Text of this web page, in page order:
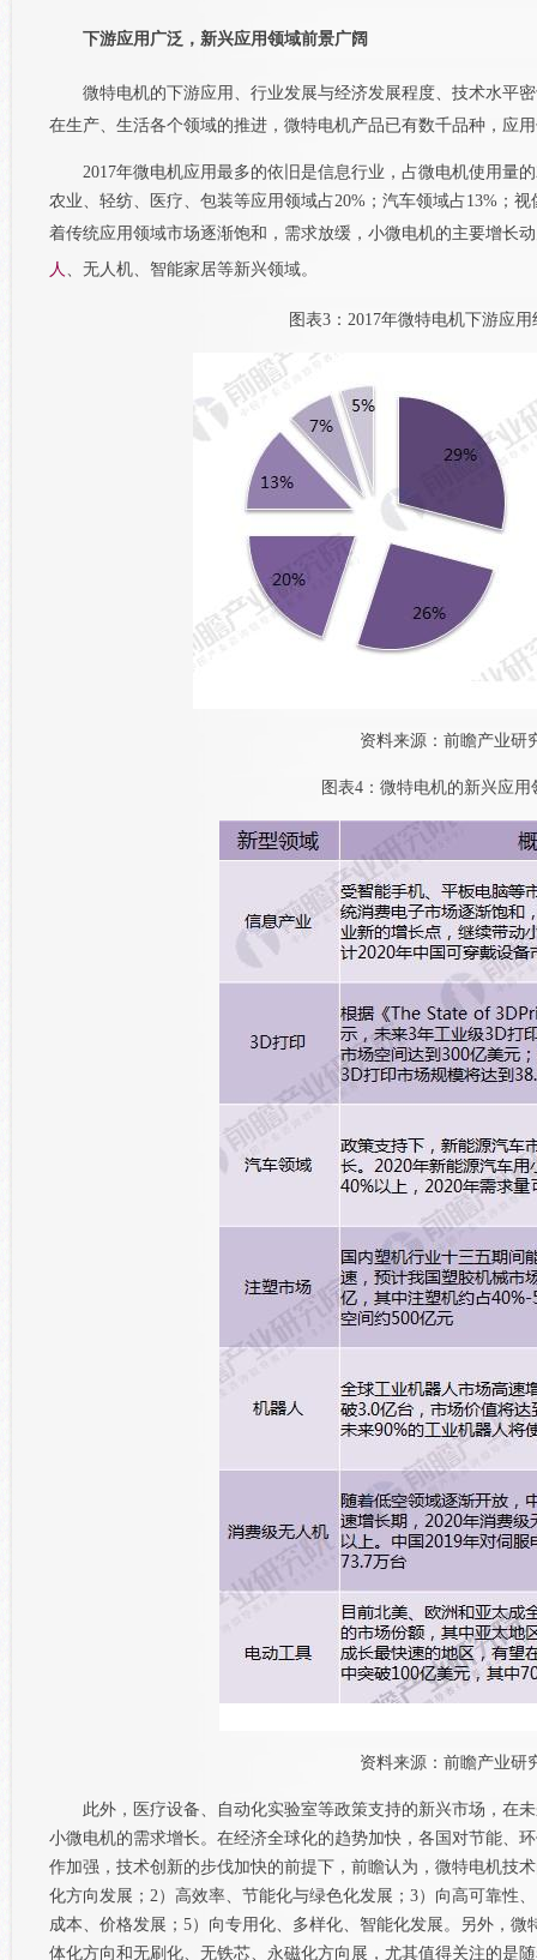
下游应用广泛，新兴应用领域前景广阔
微特电机的下游应用、行业发展与经济发展程度、技术水平
在生产、生活各个领域的推进，微特电机产品已有数千品种，应
2017年微电机应用最多的依旧是信息行业，占微电机使用量
农业、轻纺、医疗、包装等应用领域占20%；汽车领域占13%；
着传统应用领域市场逐渐饱和，需求放缓，小微电机的主要增长
人 、无人机、智能家居等新兴领域。
图表3：2017年微特电机下游应
资料来源：前瞻产业研
图表4：微特电机的新兴应用
资料来源：前瞻产业研
此外，医疗设备、自动化实验室等政策支持的新兴市场，在
小微电机的需求增长。在经济全球化的趋势加快，各国对节能、
作加强，技术创新的步伐加快的前提下，前瞻认为，微特电机技
化方向发展；2）高效率、节能化与绿色化发展；3）向高可靠性
成本、价格发展；5）向专用化、多样化、智能化发展。另外，
体化方向和无刷化、无铁芯、永磁化方向展，尤其值得关注的是